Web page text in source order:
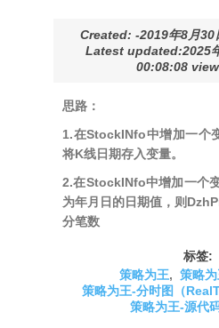
Created: -2019年8月30
Latest updated:2025
00:08:08
思路：
1.在StockINfo中增加一个
将K线日期存入变量。
2.在StockINfo中增加一个
为年月日的日期值，则
分笔数
标签:
策略为王, 策略
策略为王-分时图（
策略为王-源代